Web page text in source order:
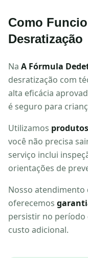
Como
Desratização
Na A Fórmula
desratização com
alta eficácia
é seguro para
Utilizamos
você não precisa
serviço inclui
orientações de
Nosso
oferecemos
persistir no período
custo adicional.